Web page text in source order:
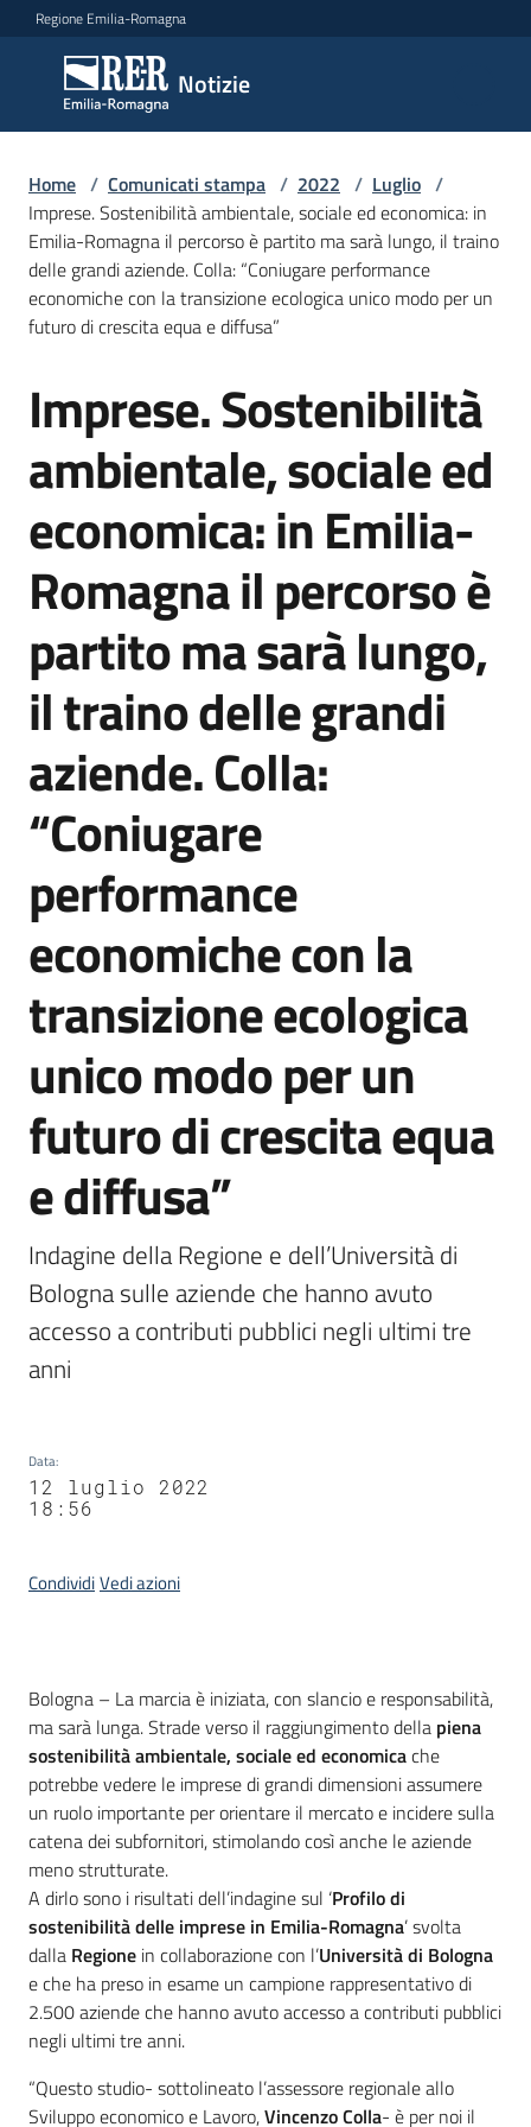
Vai al contenuto
Vai alla navigazione
Vai al footer
Regione Emilia-Romagna
Notizie
Notizie
Comunicati
stampa
Menu selezionato
Cerca
un
comunicato
Risorse
Agenzia
di
informazione
comunicazione
Seguici
su
Home / Comunicati stampa / 2022 / Luglio /
Imprese. Sostenibilità ambientale, sociale ed economica: in
Emilia-Romagna il percorso è partito ma sarà lungo, il traino
delle grandi aziende. Colla: “Coniugare performance
economiche con la transizione ecologica unico modo per un
futuro di crescita equa e diffusa”
Salta al contenuto
Imprese. Sostenibilità
ambientale, sociale ed
economica: in Emilia-
Romagna il percorso è
partito ma sarà lungo,
il traino delle grandi
aziende. Colla:
“Coniugare
performance
economiche con la
transizione ecologica
unico modo per un
futuro di crescita equa
e diffusa”
Indagine della Regione e dell’Università di
Bologna sulle aziende che hanno avuto
accesso a contributi pubblici negli ultimi tre
anni
Data:
12 luglio 2022
18:56
CondividiVedi azioni
Contenuto
Bologna – La marcia è iniziata, con slancio e responsabilità,
ma sarà lunga. Strade verso il raggiungimento della piena
sostenibilità ambientale, sociale ed economicache
potrebbe vedere le imprese di grandi dimensioni assumere
un ruolo importante per orientare il mercato e incidere sulla
catena dei subfornitori, stimolando così anche le aziende
meno strutturate.
A dirlo sono i risultati dell’indagine sul ‘Profilo di
sostenibilità delle imprese in Emilia-Romagna’ svolta
dalla Regione in collaborazione con l’Università di Bologna
e che ha preso in esame un campione rappresentativo di
2.500 aziende che hanno avuto accesso a contributi pubblici
negli ultimi tre anni.
“Questo studio- sottolineato l’assessore regionale allo
Sviluppo economico e Lavoro,Vincenzo Colla- è per noi il